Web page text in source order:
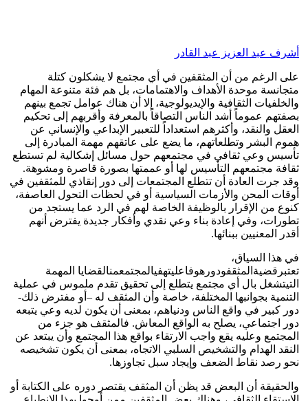
أشرف عبد العزيز عبد القادر
على الرغم من أن المثقفين في أي مجتمع لا يشكلون كتلة
متجانسة موحدة الأهداف والاهتمامات، بل هم فئة متنوعة المهام
والخلفيات الثقافية والإيديولوجية، إلا أن هناك عوامل تجمع بينهم
بصفتهم عموماً أشد الناس التصاقاً بالمعرفة وأقربهم إلى تحكيم
العقل والنقد، وأكثرهم استعداداً للتعبير الإبداعي والإنساني عن
هموم البشر وتطلعاتهم، ما يضع على عاتقهم مهمة المبادرة إلى
تأسيس وعي ثقافي في مجتمعهم حول مسائل إشكالية لم تستطع
ثقافة مجتمعهم التأسيس لها أو عممتها بصورة قاصرة ومشوهة.
وقد جرت العادة أن تتطلع المجتمعات إلى دور إنقاذي للمثقفين في
أوقات المحن والأزمات السياسية أو في لحظات التحول العاصفة،
كنوع من الإقرار بالوظيفة الخاصة لهم في الرد عما يستجد من
تطورات، وفي إعادة بناء وعي نقدي وأفكار جديدة يفترض أنهم
أقدر المعنيين ببنائها.
في هذا السياق،
تعتبرقضيةالمثقفودورهوفاعليتهفيالمجتمعمنالقضايا المهمة
التيتشغل بال أي مجتمع يتطلع إلى تحقيق تقدم ملموس في عملية
التنمية بجوانبها المختلفة، خاصة وأن المثقف له –أو مفترض ذلك-
دور كبير في واقع الناس ودنياهم، بمعنى أن يكون لديه وعي يتبعه
دور اجتماعي، يصلح به الواقع المعاش. فالمثقف هو جزء من
المجتمع وعليه يقع واجب الارتقاء بواقع هذا المجتمع وأن يبتعد عن
النقد الهدام والتشخيص السلبي الاتجاه، بمعنى أن يكون تشخيصه
نحو رصد نقاط الضعف وإيجاد سبل تجاوزها.
والحقيقة أن البعض قد يظن أن المثقف يقتصر دوره على الكتابة أو